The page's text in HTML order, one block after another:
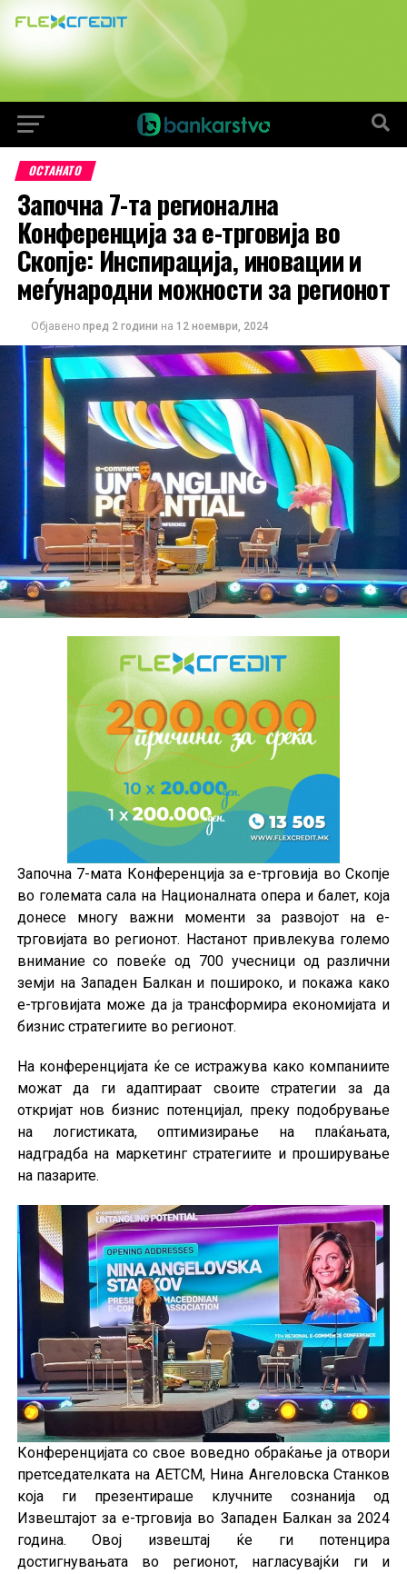
ОСТАНАТО
Започна 7-та регионална
Конференција за е-трговија во
Скопје: Инспирација, иновации и
меѓународни можности за регионот
Објавено пред 2 години на 12 ноември, 2024
Започна 7-мата Конференција за е-трговија во Скопје
во големата сала на Националната опера и балет, која
донесе многу важни моменти за развојот на е-
трговијата во регионот. Настанот привлекува големо
внимание со повеќе од 700 учесници од различни
земји на Западен Балкан и пошироко, и покажа како
е-трговијата може да ја трансформира економијата и
бизнис стратегиите во регионот.
На конференцијата ќе се истражува како компаниите
можат да ги адаптираат своите стратегии за да
откријат нов бизнис потенцијал, преку подобрување
на логистиката, оптимизирање на плаќањата,
надградба на маркетинг стратегиите и проширување
на пазарите.
Конференцијата со свое воведнo обраќањe ја отвори
претседателката на АЕТСМ, Нина Ангеловска Станков
која ги презентираше клучните сознанија од
Извештајот за е-трговија во Западен Балкан за 2024
година. Овој извештај ќе ги потенцира
достигнувањата во регионот, нагласувајќи ги и